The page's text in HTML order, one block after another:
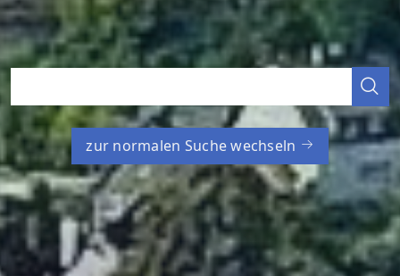
zur normalen Suche wechseln